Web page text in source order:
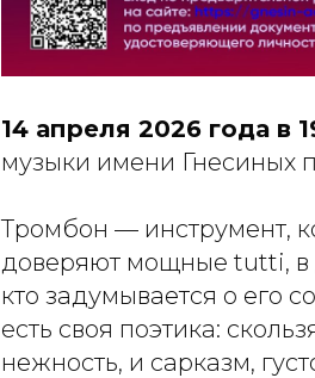
14 апреля 2026 года в
музыки имени Гнесиных
Тромбон — инструмент,
доверяют мощные tutti, в
кто задумывается о его
есть своя поэтика:
нежность, и сарказм,